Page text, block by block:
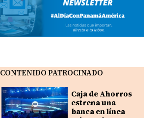
CONTENIDO PATROCINADO
Caja de Ahorros
estrena una
banca en línea